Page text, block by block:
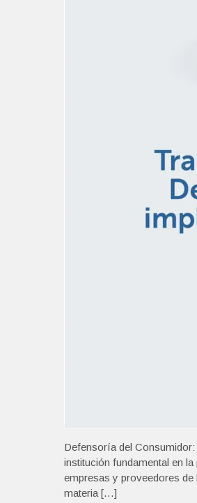
Defensoría del
institución fundamental en
empresas y proveedores
materia […]